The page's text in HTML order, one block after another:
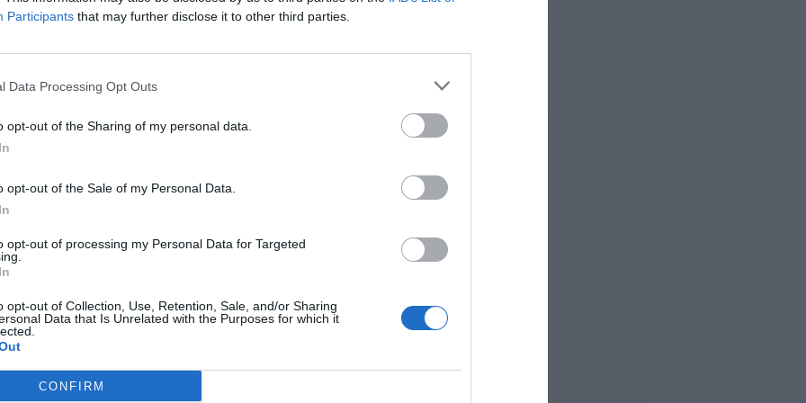
Participants that may further disclose it to other third parties.
Data Processing Opt Outs
opt-out of the Sharing of my personal data.
opt-out of the Sale of my Personal Data.
opt-out of processing my Personal Data for Targeted
opt-out of Collection, Use, Retention, Sale, and/or Sharing
Data that Is Unrelated with the Purposes for which it
CONFIRM
on es reviuran oficis, arts i costums de
la Generalitat Valenciana i Renfe
tota la ciutadania i els visitants d'arreu
festa del patrimoni, que donarà el tret
de Carcaixent
de gala en la cercavila inaugural
ambindumentària d'època i música de
als visitants el mercat d’artesania, el
La vesprada es completa amb
i de la Rondalla de Carcaixent, així com